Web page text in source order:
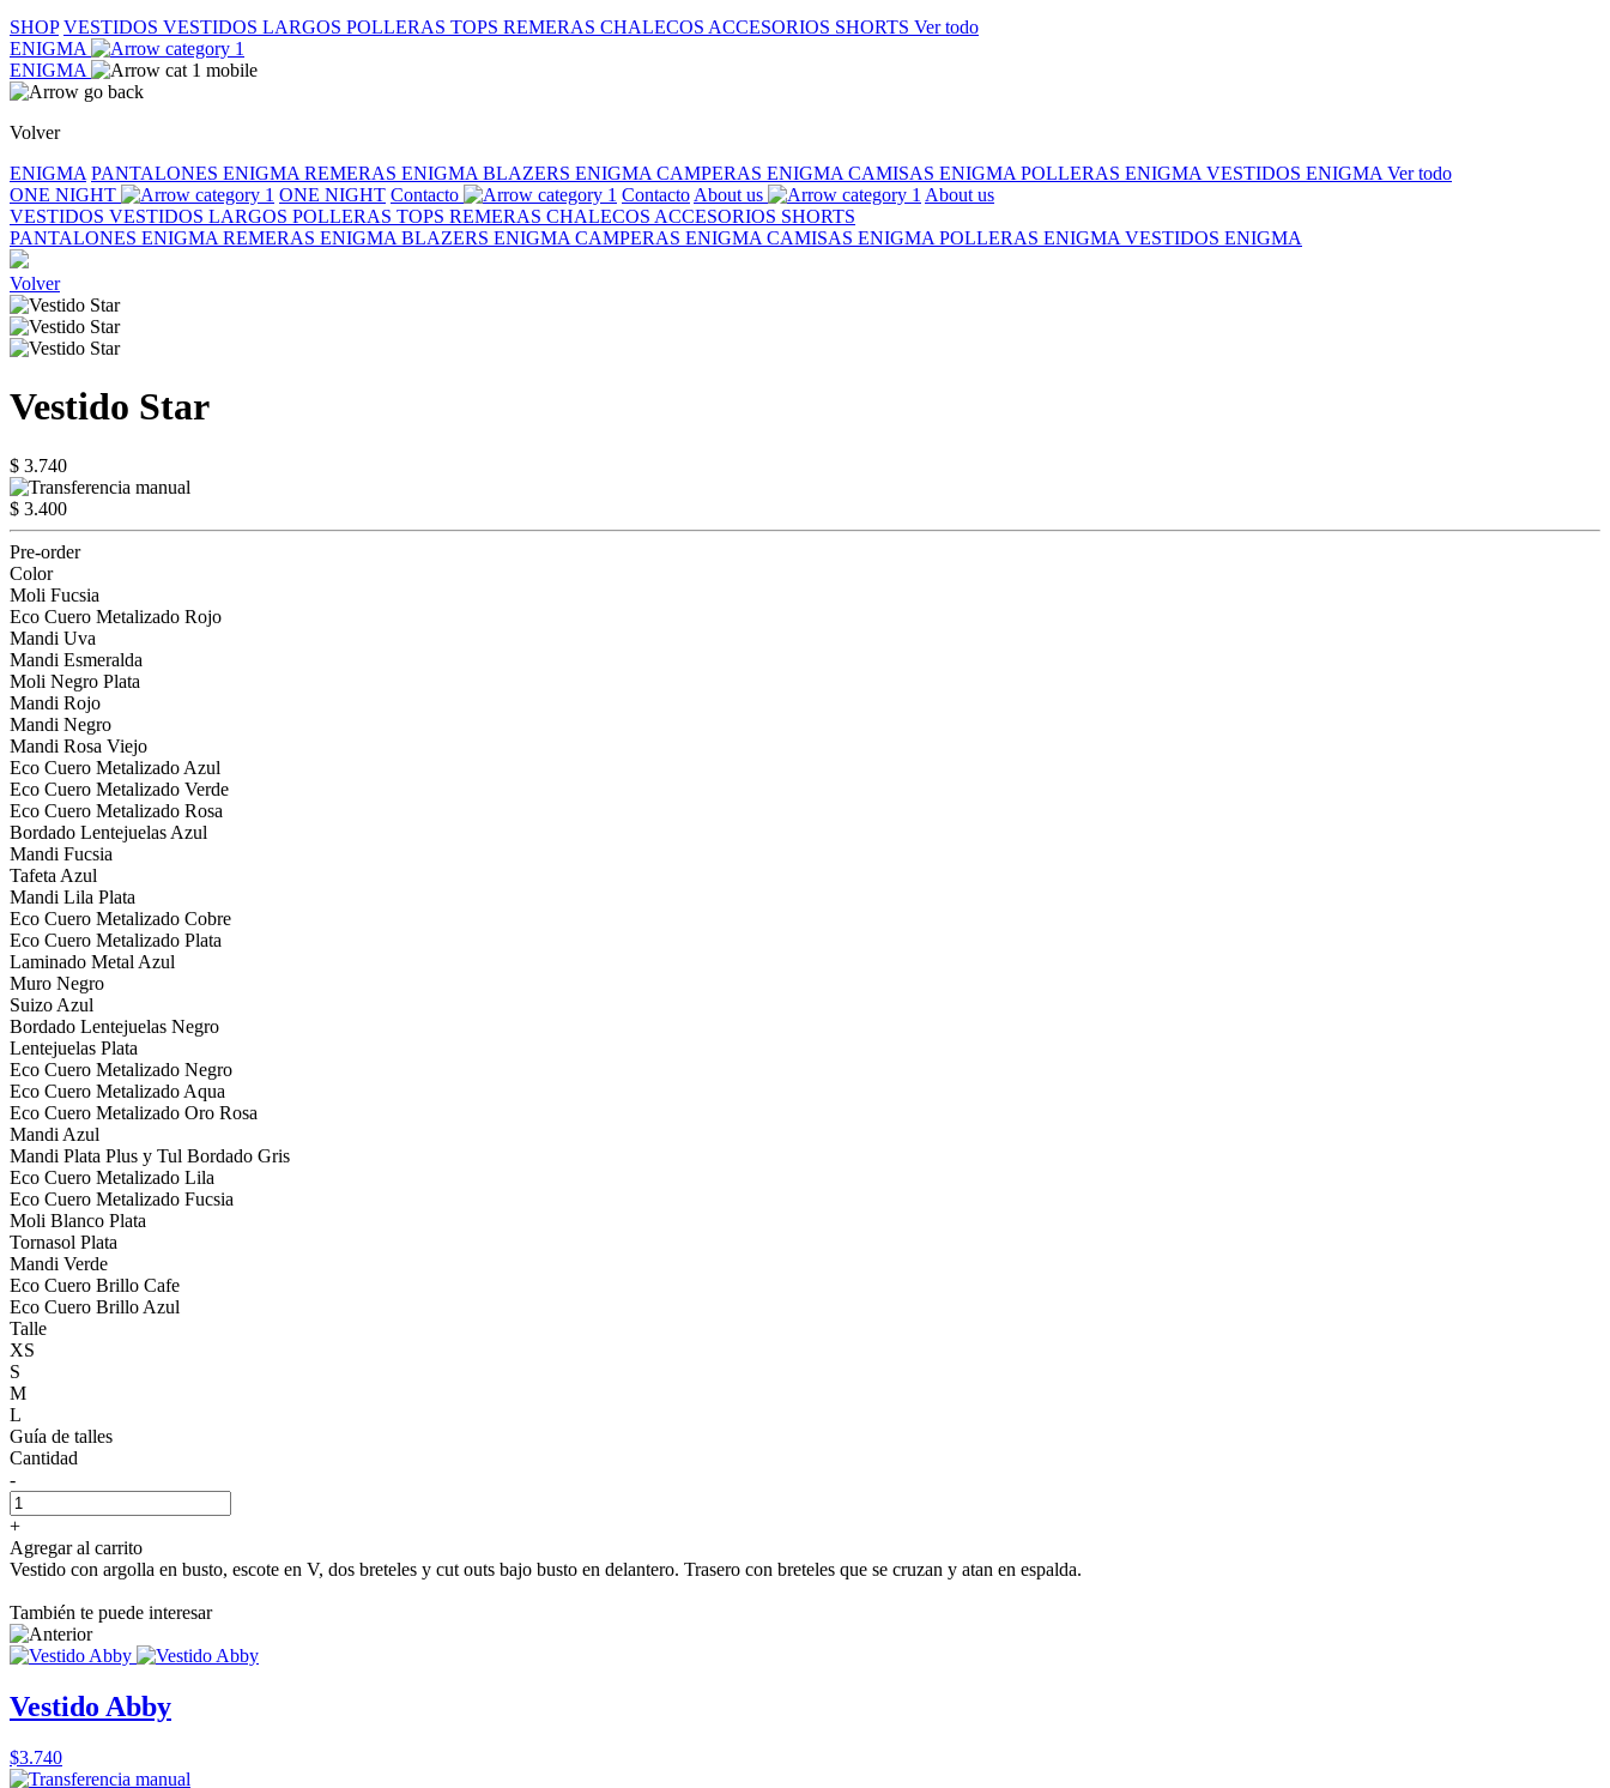
SHOP VESTIDOS VESTIDOS LARGOS POLLERAS TOPS REMERAS CHALECOS ACCESORIOS SHORTS Ver todo
ENIGMA
ENIGMA
Volver
ENIGMA PANTALONES ENIGMA REMERAS ENIGMA BLAZERS ENIGMA CAMPERAS ENIGMA CAMISAS ENIGMA POLLERAS ENIGMA VESTIDOS ENIGMA Ver todo
ONE NIGHT
ONE NIGHT Contacto Contacto About us
About us
VESTIDOS VESTIDOS LARGOS POLLERAS TOPS REMERAS CHALECOS ACCESORIOS SHORTS
PANTALONES ENIGMA REMERAS ENIGMA BLAZERS ENIGMA CAMPERAS ENIGMA CAMISAS ENIGMA POLLERAS ENIGMA VESTIDOS ENIGMA
Volver
Vestido Star
$ 3.740
$ 3.400
Pre-order
Color
Moli Fucsia
Eco Cuero Metalizado Rojo
Mandi Uva
Mandi Esmeralda
Moli Negro Plata
Mandi Rojo
Mandi Negro
Mandi Rosa Viejo
Eco Cuero Metalizado Azul
Eco Cuero Metalizado Verde
Eco Cuero Metalizado Rosa
Bordado Lentejuelas Azul
Mandi Fucsia
Tafeta Azul
Mandi Lila Plata
Eco Cuero Metalizado Cobre
Eco Cuero Metalizado Plata
Laminado Metal Azul
Muro Negro
Suizo Azul
Bordado Lentejuelas Negro
Lentejuelas Plata
Eco Cuero Metalizado Negro
Eco Cuero Metalizado Aqua
Eco Cuero Metalizado Oro Rosa
Mandi Azul
Mandi Plata Plus y Tul Bordado Gris
Eco Cuero Metalizado Lila
Eco Cuero Metalizado Fucsia
Moli Blanco Plata
Tornasol Plata
Mandi Verde
Eco Cuero Brillo Cafe
Eco Cuero Brillo Azul
Talle
XS
S
M
L
Guía de talles
Cantidad
-
+
Agregar al carrito
Vestido con argolla en busto, escote en V, dos breteles y cut outs bajo busto en delantero. Trasero con breteles que se cruzan y atan en espalda.
También te puede interesar
Vestido Abby
$3.740